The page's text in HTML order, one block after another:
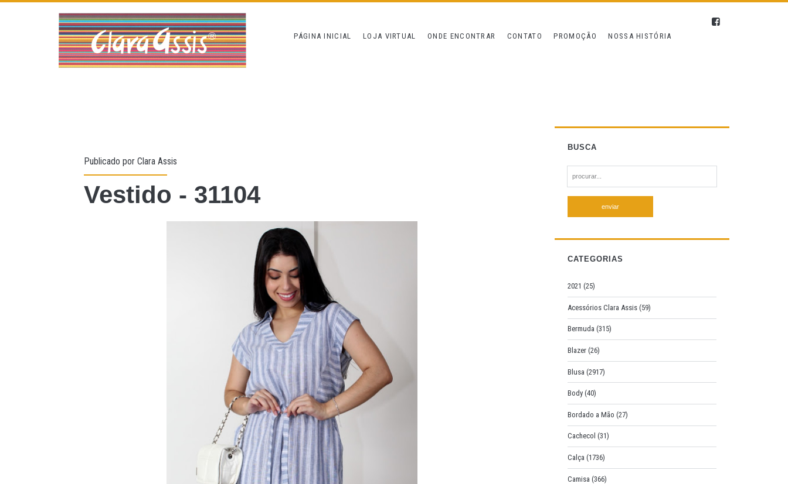
PÁGINA INICIAL LOJA VIRTUAL ONDE ENCONTRAR CONTATO PROMOÇÃO NOSSA HISTÓRIA
Publicado porClara Assis
Vestido - 31104
BUSCA
e
h
f
r
:
CATEGORIAS
2021 (25)
Acessórios Clara Assis (59)
Bermuda (315)
Blazer (26)
Blusa (2917)
Body (40)
Bordado a Mão (27)
Cachecol (31)
Calça (1736)
Camisa (366)